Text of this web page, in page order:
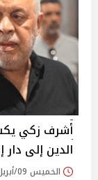
أشرف زكي
الدين إلى دار
الخميس 09/أبريل/2026 - 11:29 ص